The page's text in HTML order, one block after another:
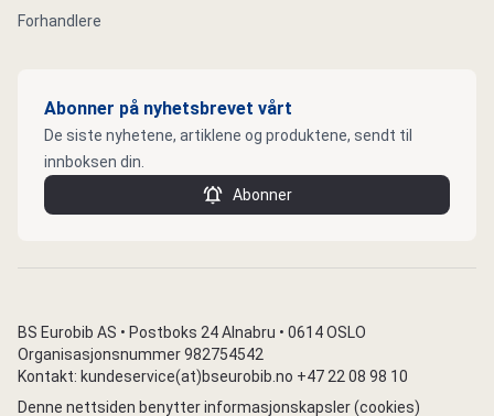
Forhandlere
Abonner på nyhetsbrevet vårt
De siste nyhetene, artiklene og produktene, sendt til
innboksen din.
Abonner
BS Eurobib AS • Postboks 24 Alnabru • 0614 OSLO
Organisasjonsnummer 982754542
Kontakt: kundeservice(at)bseurobib.no +47 22 08 98 10
Denne nettsiden benytter informasjonskapsler (cookies)